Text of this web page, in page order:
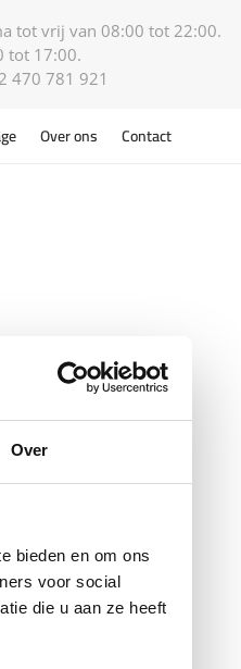
Over
bieden en om ons
voor social
die u aan ze heeft
tot vrij van 08:00 tot 22:00.
tot 17:00.
470 781 921
Over ons Contact